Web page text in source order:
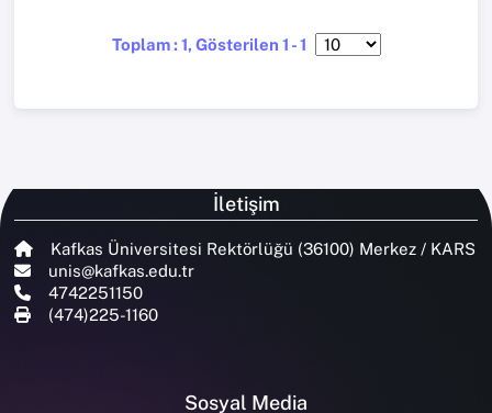
Toplam : 1, Gösterilen 1 - 1
İletişim
Kafkas Üniversitesi Rektörlüğü (36100) Merkez / KARS
unis@kafkas.edu.tr
4742251150
(474)225-1160
Sosyal Media